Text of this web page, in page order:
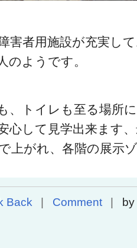
害者用施設が充実し
のようです。
、トイレも至る場所
心して見学出来ます
上がれ、各階の展示
Back Comment by